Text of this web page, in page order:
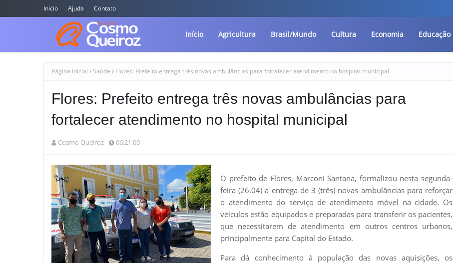
Inicio Ajuda Contato
Início Agricultura Brasil/Mundo Cultura Economia Educação
Página inicial Saúde Flores: Prefeito entrega três novas ambulâncias para fortalecer atendimento no hospital municipal
Flores: Prefeito entrega três novas ambulâncias para
fortalecer atendimento no hospital municipal
Cosmo Queiroz 06:21:00
O prefeito de Flores, Marconi Santana, formalizou nesta segunda-
feira (26.04) a entrega de 3 (três) novas ambulâncias para reforçar
o atendimento do serviço de atendimento móvel na cidade. Os
veículos estão equipados e preparadas para transferir os pacientes,
que necessitarem de atendimento em outros centros urbanos,
principalmente para Capital do Estado.
Para dá conhecimento à população das novas aquisições, os